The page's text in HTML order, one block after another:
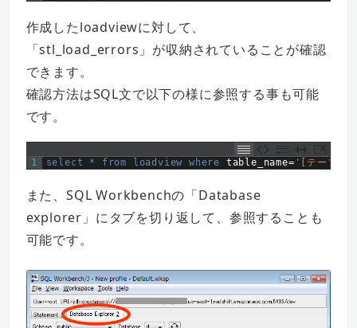
作成したloadviewに対して、
「stl_load_errors」が収納されていることが確認
できます。
確認方法はSQL文で以下の様に参照する事も可能
です。
1 select * from loadview where table_name= '[テーブル
また、SQL Workbenchの「Database
explorer」にタブを切り返して、参照することも
可能です。